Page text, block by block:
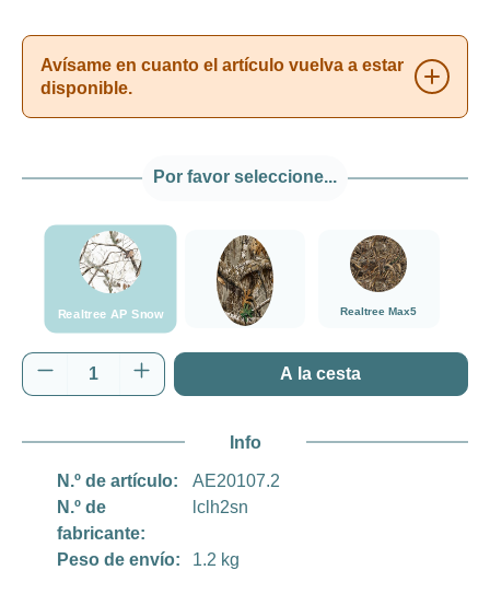
Avísame en cuanto el artículo vuelva a estar
disponible.
Por favor seleccione...
Realtree AP Snow
###Realtree AP Snow###LensCoat###Realtree Edge###LensCoat
Realtree Max5
###Realtree
Cantidad del producto: introduce la
A la cesta
Info
N.º de artículo:
AE20107.2
N.º de
fabricante:
lclh2sn
Peso de envío: 1.2 kg